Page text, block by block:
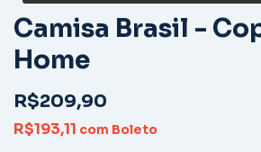
Camisa Brasil -
Home
R$209,90
R$193,11 com Boleto